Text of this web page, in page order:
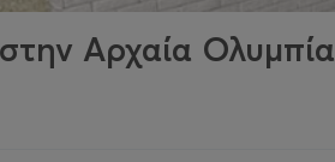
Αρχαία Ολυμπία